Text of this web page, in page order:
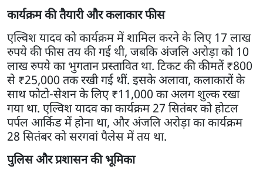
कार्यक्रम की तैयारी और कलाकार फीस
एल्विश यादव को कार्यक्रम में शामिल करने के लिए 17 लाख
रुपये की फीस तय की गई थी, जबकि अंजलि अरोड़ा को 10
लाख रुपये का भुगतान प्रस्तावित था. टिकट की कीमतें ₹800
से ₹25,000 तक रखी गई थीं. इसके अलावा, कलाकारों के
साथ फोटो-सेशन के लिए ₹11,000 का अलग शुल्क रखा
गया था. एल्विश यादव का कार्यक्रम 27 सितंबर को होटल
पर्पल आर्किड में होना था, और अंजलि अरोड़ा का कार्यक्रम
28 सितंबर को सरगवां पैलेस में तय था.
पुलिस और प्रशासन की भूमिका